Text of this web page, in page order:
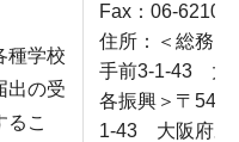
種学校
出の受
るこ
Fax：06-6210-
住所：＜総務
手前3-1-43 大
各振興＞〒
1-43 大阪府庁